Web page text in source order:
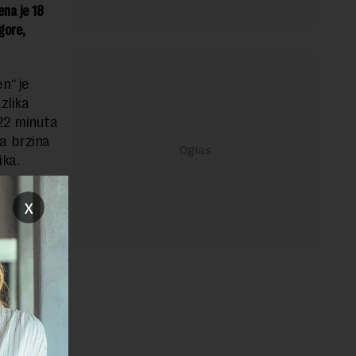
je 18
je
minuta
brzina
se
hiking
do
korita.
x